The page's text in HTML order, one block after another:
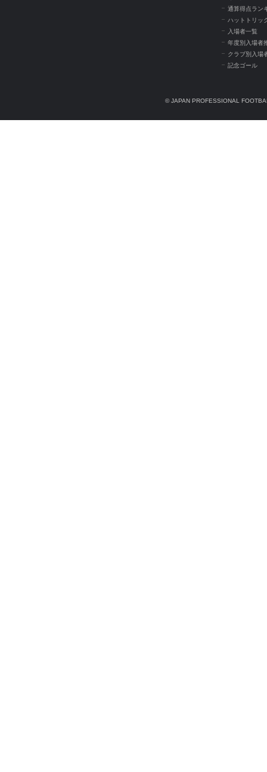
通算得点ラン
ハットトリッ
入場者一覧
年度別入場者
クラブ別入場
記念ゴール
© JAPAN PROFESSIONAL